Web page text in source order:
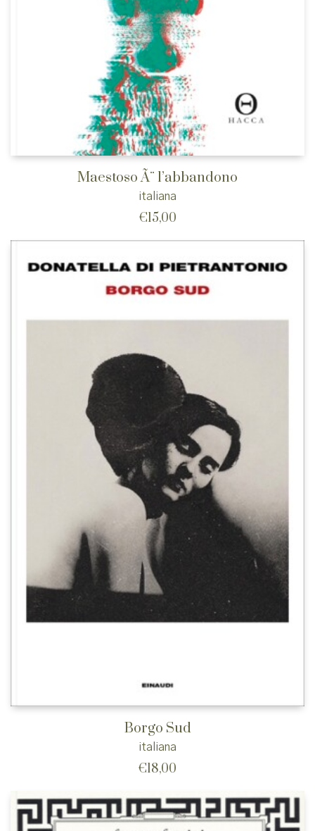
Maestoso Ã¨ l’abbandono
italiana
€15,00
Borgo Sud
italiana
€18,00